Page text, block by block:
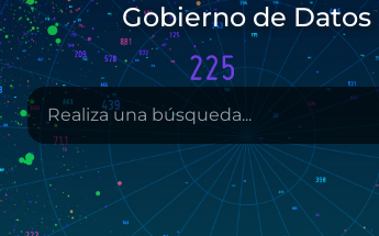
Gobierno de Datos